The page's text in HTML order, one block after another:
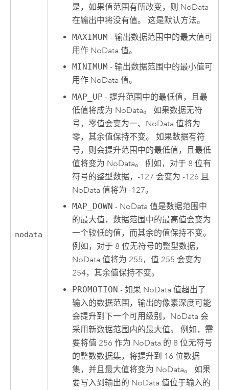
nodata
是，如果值范围有所改变，则 NoData
在输出中将没有值。 这是默认方法。
MAXIMUM - 输出数据范围中的最大值可
用作 NoData 值。
MINIMUM - 输出数据范围中的最小值可
用作 NoData 值。
MAP_UP - 提升范围中的最低值，且最
低值将成为 NoData。 如果数据无符
号，零值会变为一、NoData 值将为
零，其余值保持不变。 如果数据有符
号，则会提升范围中的最低值，且最低
值将变为 NoData。 例如，对于 8 位有
符号的整型数据，-127 会变为 -126 且
NoData 值将为 -127。
MAP_DOWN - NoData 值是数据范围中
的最大值，数据范围中的最高值会变为
一个较低的值，而其余的值保持不变。
例如，对于 8 位无符号的整型数据，
NoData 值将为 255，值 255 会变为
254，其余值保持不变。
PROMOTION - 如果 NoData 值超出了
输入的数据范围，输出的像素深度可能
会提升到下一个可用级别，NoData 会
采用新数据范围内的最大值。 例如，需
要将值 256 作为 NoData 的 8 位无符号
的整数数据集，将提升到 16 位数据
集，并且最大值将变为 NoData。 如果
要写入到输出的 NoData 值位于输入的